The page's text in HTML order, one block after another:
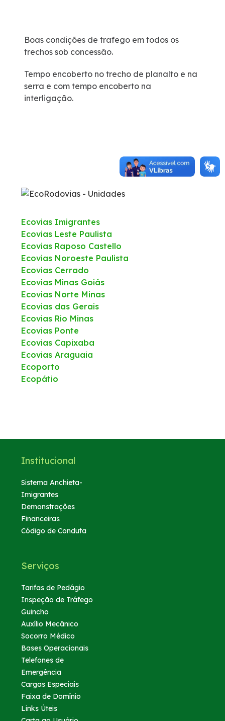
Trabalhe Conosco
WhatsApp
Boas condições de trafego em todos os
trechos sob concessão.
Tempo encoberto no trecho de planalto e na
serra e com tempo encoberto na
interligação.
Ecovias Imigrantes
Ecovias Leste Paulista
Ecovias Raposo Castello
Ecovias Noroeste Paulista
Ecovias Cerrado
Ecovias Minas Goiás
Ecovias Norte Minas
Ecovias das Gerais
Ecovias Rio Minas
Ecovias Ponte
Ecovias Capixaba
Ecovias Araguaia
Ecoporto
Ecopátio
Institucional
Sistema Anchieta-
Imigrantes
Demonstrações
Financeiras
Código de Conduta
Serviços
Tarifas de Pedágio
Inspeção de Tráfego
Guincho
Auxílio Mecânico
Socorro Médico
Bases Operacionais
Telefones de
Emergência
Cargas Especiais
Faixa de Domínio
Links Úteis